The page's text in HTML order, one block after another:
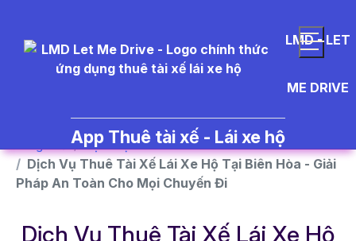
LMD - LET
ME DRIVE
App Thuê tài xế - Lái xe hộ
Trang chủ
Dịch vụ
Dịch Vụ Thuê Tài Xế Lái Xe Hộ Tại Biên Hòa - Giải
Pháp An Toàn Cho Mọi Chuyến Đi
Dịch Vụ Thuê Tài Xế Lái Xe Hộ